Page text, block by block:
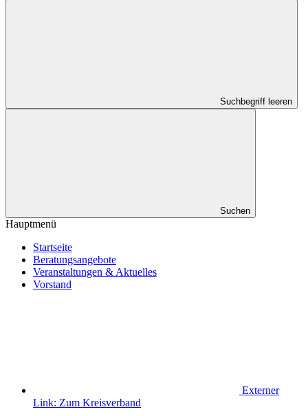
Suchbegriff leeren
Suchen
Hauptmenü
Startseite
Beratungsangebote
Veranstaltungen & Aktuelles
Vorstand
Externer
Link: Zum Kreisverband